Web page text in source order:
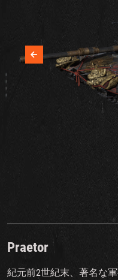
Praetor
紀元前2世紀末、著名な